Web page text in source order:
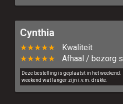
Cynthia
★★★★★
Kwaliteit
★★★★★
Afhaal / bezorg
Deze bestelling is geplaatst in het
weekend wat langer zijn i.v.m. drukte.